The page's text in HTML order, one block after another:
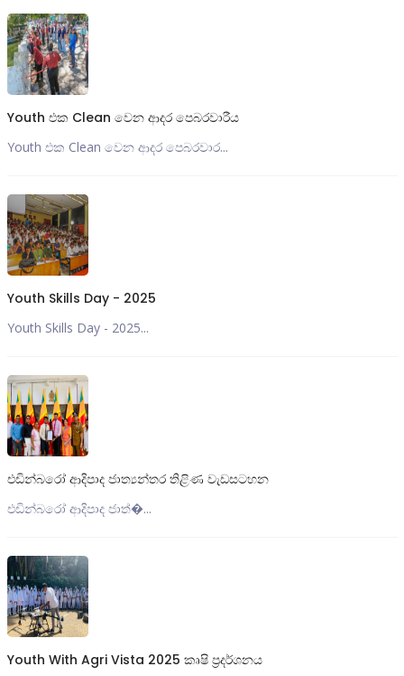
Youth එක Clean වෙන ආදර පෙබරවාරීය
Youth එක Clean වෙන ආදර පෙබරවාර...
Youth Skills Day - 2025
Youth Skills Day - 2025...
එඩින්බරෝ ආදිපාද ජාත්‍යන්තර තිළිණ වැඩසටහන
එඩින්බරෝ ආදිපාද ජාත්‍�...
Youth With Agri Vista 2025 කෘෂි ප්‍රදර්ශනය